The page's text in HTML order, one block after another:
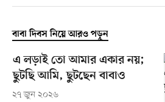
বাবা দিবস নিয়ে আরও পড়ুন
এ লড়াই তো আমার একার নয়;
ছুটছি আমি, ছুটছেন বাবাও
২৭ জুন ২০২৬